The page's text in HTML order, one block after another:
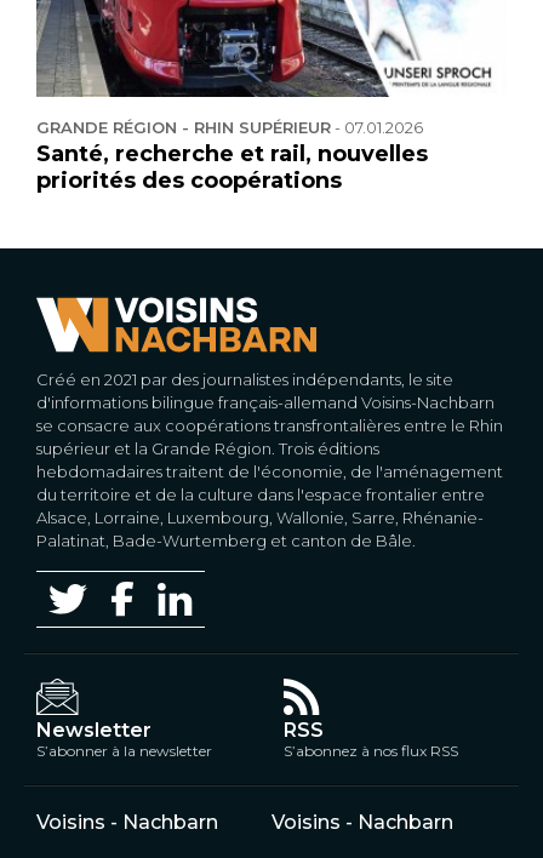
GRANDE RÉGION - RHIN SUPÉRIEUR- 07.01.2026
Santé, recherche et rail, nouvelles
priorités des coopérations
Créé en 2021 par des journalistes indépendants, le site
d'informations bilingue français-allemand Voisins-Nachbarn
se consacre aux coopérations transfrontalières entre le Rhin
supérieur et la Grande Région. Trois éditions
hebdomadaires traitent de l'économie, de l'aménagement
du territoire et de la culture dans l'espace frontalier entre
Alsace, Lorraine, Luxembourg, Wallonie, Sarre, Rhénanie-
Palatinat, Bade-Wurtemberg et canton de Bâle.
Newsletter
S’abonner à la newsletter
RSS
S’abonnez à nos flux RSS
Voisins - Nachbarn Voisins - Nachbarn